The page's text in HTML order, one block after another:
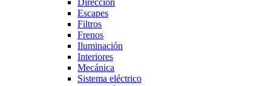
Dirección
Escapes
Filtros
Frenos
Iluminación
Interiores
Mecánica
Sistema eléctrico